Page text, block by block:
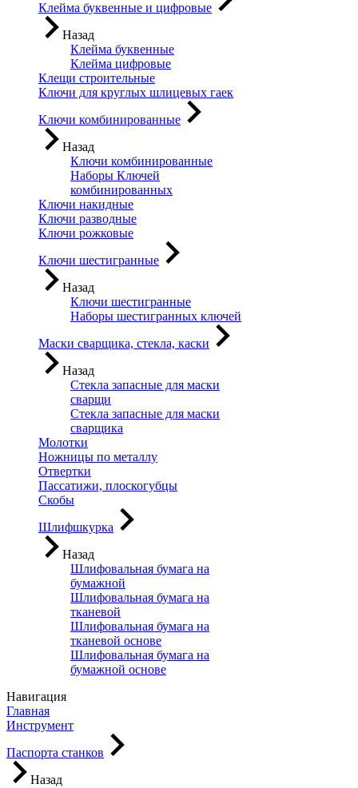
Клейма буквенные и цифровые
Назад
Клейма буквенные
Клейма цифровые
Клещи строительные
Ключи для круглых шлицевых гаек
Ключи комбинированные
Назад
Ключи комбинированные
Наборы Ключей
комбинированных
Ключи накидные
Ключи разводные
Ключи рожковые
Ключи шестигранные
Назад
Ключи шестигранные
Наборы шестигранных ключей
Маски сварщика, стекла, каски
Назад
Стекла запасные для маски
сварщи
Стекла запасные для маски
сварщика
Молотки
Ножницы по металлу
Отвертки
Пассатижи, плоскогубцы
Скобы
Шлифшкурка
Назад
Шлифовальная бумага на
бумажной
Шлифовальная бумага на
тканевой
Шлифовальная бумага на
тканевой основе
Шлифовальная бумага на
бумажной основе
Навигация
Главная
Инструмент
Паспорта станков
Назад